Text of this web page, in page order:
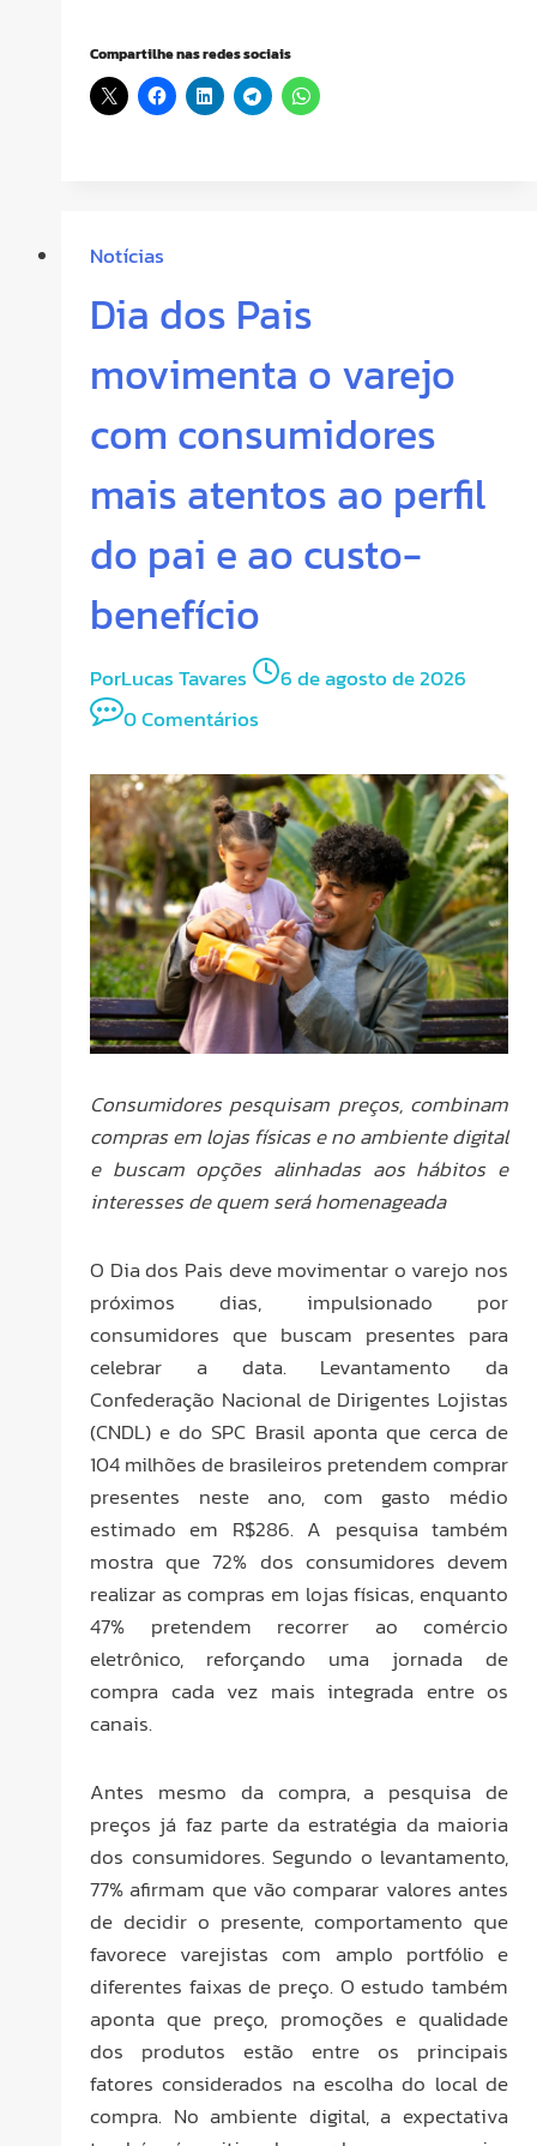
Compartilhe nas redes sociais
Notícias
Dia dos Pais
movimenta o varejo
com consumidores
mais atentos ao perfil
do pai e ao custo-
benefício
PorLucas Tavares
6 de agosto de 2026
0 Comentários
Consumidores pesquisam preços, combinam
compras em lojas físicas e no ambiente digital
e buscam opções alinhadas aos hábitos e
interesses de quem será homenageada
O Dia dos Pais deve movimentar o varejo nos
próximos dias, impulsionado por
consumidores que buscam presentes para
celebrar a data. Levantamento da
Confederação Nacional de Dirigentes Lojistas
(CNDL) e do SPC Brasil aponta que cerca de
104 milhões de brasileiros pretendem comprar
presentes neste ano, com gasto médio
estimado em R$286. A pesquisa também
mostra que 72% dos consumidores devem
realizar as compras em lojas físicas, enquanto
47% pretendem recorrer ao comércio
eletrônico, reforçando uma jornada de
compra cada vez mais integrada entre os
canais.
Antes mesmo da compra, a pesquisa de
preços já faz parte da estratégia da maioria
dos consumidores. Segundo o levantamento,
77% afirmam que vão comparar valores antes
de decidir o presente, comportamento que
favorece varejistas com amplo portfólio e
diferentes faixas de preço. O estudo também
aponta que preço, promoções e qualidade
dos produtos estão entre os principais
fatores considerados na escolha do local de
compra. No ambiente digital, a expectativa